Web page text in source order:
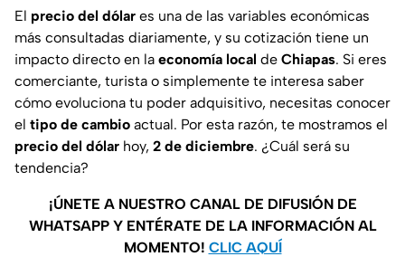
El precio del dólar es una de las variables económicas
más consultadas diariamente, y su cotización tiene un
impacto directo en la economía local de Chiapas. Si eres
comerciante, turista o simplemente te interesa saber
cómo evoluciona tu poder adquisitivo, necesitas conocer
el tipo de cambio actual. Por esta razón, te mostramos el
precio del dólar hoy, 2 de diciembre. ¿Cuál será su
tendencia?
¡ÚNETE A NUESTRO CANAL DE DIFUSIÓN DE
WHATSAPP Y ENTÉRATE DE LA INFORMACIÓN AL
MOMENTO! CLIC AQUÍ